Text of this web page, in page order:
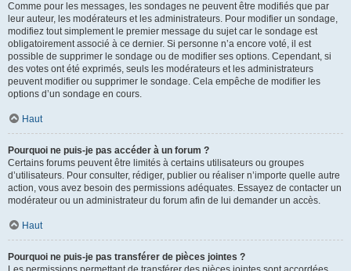
Comme pour les messages, les sondages ne peuvent être modifiés que par
leur auteur, les modérateurs et les administrateurs. Pour modifier un sondage,
modifiez tout simplement le premier message du sujet car le sondage est
obligatoirement associé à ce dernier. Si personne n’a encore voté, il est
possible de supprimer le sondage ou de modifier ses options. Cependant, si
des votes ont été exprimés, seuls les modérateurs et les administrateurs
peuvent modifier ou supprimer le sondage. Cela empêche de modifier les
options d’un sondage en cours.
Haut
Pourquoi ne puis-je pas accéder à un forum ?
Certains forums peuvent être limités à certains utilisateurs ou groupes
d’utilisateurs. Pour consulter, rédiger, publier ou réaliser n’importe quelle autre
action, vous avez besoin des permissions adéquates. Essayez de contacter un
modérateur ou un administrateur du forum afin de lui demander un accès.
Haut
Pourquoi ne puis-je pas transférer de pièces jointes ?